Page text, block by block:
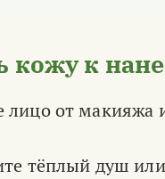
кожу к
лицо от макияжа
тёплый душ